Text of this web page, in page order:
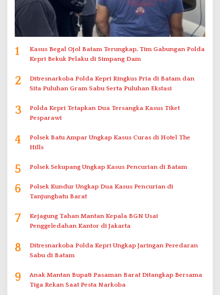
1
Kasus Begal Ojol Batam Terungkap, Tim Gabungan Polda
Kepri Bekuk Pelaku di Simpang Dam
2
Ditresnarkoba Polda Kepri Ringkus Pria di Batam dan
Sita Puluhan Gram Sabu Serta Puluhan Ekstasi
3
Polda Kepri Tetapkan Dua Tersangka Kasus Tiket
Pesparawi
4
Polsek Batu Ampar Ungkap Kasus Curas di Hotel The
Hills
5 Polsek Sekupang Ungkap Kasus Pencurian di Batam
6
Polsek Kundur Ungkap Dua Kasus Pencurian di
Tanjungbatu Barat
7
Kejagung Tahan Mantan Kepala BGN Usai
Penggeledahan Kantor di Jakarta
8
Ditresnarkoba Polda Kepri Ungkap Jaringan Peredaran
Sabu di Batam
9
Anak Mantan Bupati Pasaman Barat Ditangkap Bersama
Tiga Rekan Saat Pesta Narkoba